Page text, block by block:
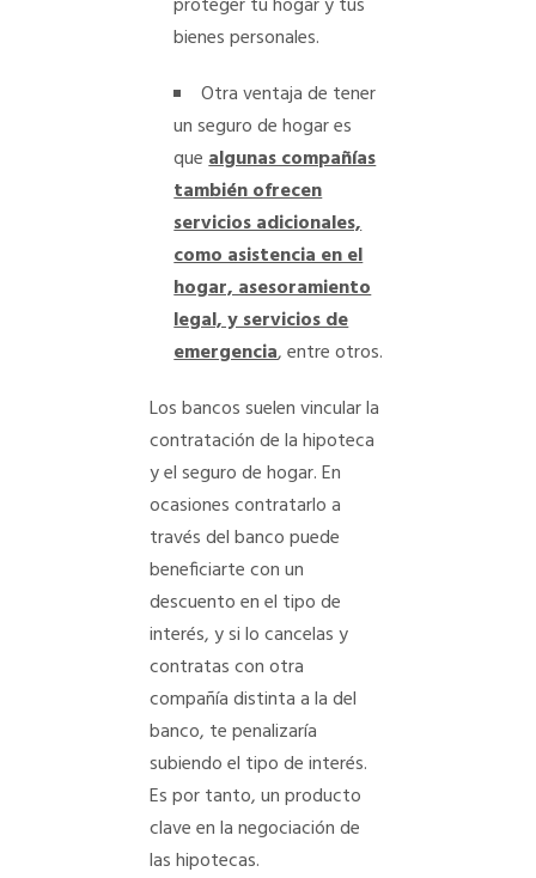
bienes personales.
Otra ventaja de tener
un seguro de hogar es
quealgunas compañías
también ofrecen
servicios adicionales,
como asistencia en el
hogar, asesoramiento
legal, y servicios de
emergencia, entre otros.
Los bancos suelen vincular la
contratación de la hipoteca
y el seguro de hogar. En
ocasiones contratarlo a
través del banco puede
beneficiarte con un
descuento en el tipo de
interés, y si lo cancelas y
contratas con otra
compañía distinta a la del
banco, te penalizaría
subiendo el tipo de interés.
Es por tanto, un producto
clave en la negociación de
las hipotecas.